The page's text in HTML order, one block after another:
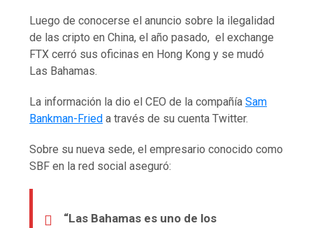
Luego de conocerse el anuncio sobre la ilegalidad
de las cripto en China, el año pasado, el exchange
FTX cerró sus oficinas en Hong Kong y se mudó
Las Bahamas.
La información la dio el CEO de la compañíaSam
Bankman-Fried a través de su cuenta Twitter.
Sobre su nueva sede, el empresario conocido como
SBF en la red social aseguró:
“Las Bahamas es uno de los